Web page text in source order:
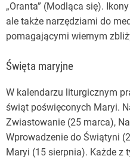
„Oranta” (Modląca się).
ale także narzędziami do
pomagającymi wiernym
Święta maryjne
W kalendarzu liturgicznym
świąt poświęconych Maryi.
Zwiastowanie (25 marca),
Wprowadzenie do Świątyni
Maryi (15 sierpnia). Każde z